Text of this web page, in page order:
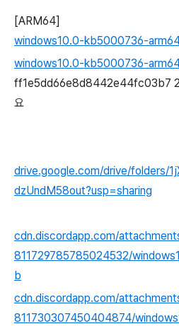
[ARM64]
windows10.0-kb5000736-
windows10.0-kb5000736-
ff1e5dd66e8d8442e44fc03b7
요
drive.google.com/drive/folders/
dzUndM58out?usp=sharing
cdn.discordapp.com/
811729785785024532/
b
cdn.discordapp.com/
811730307450404874/